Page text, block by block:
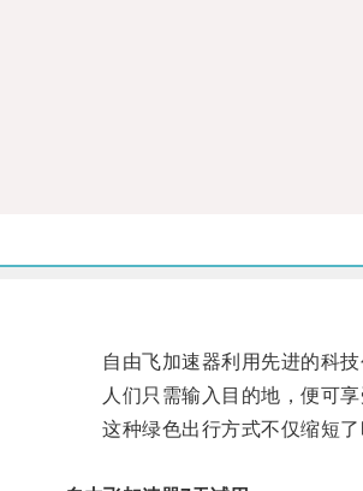
自由飞加速器利用先进的科技
人们只需输入目的地，便可享
这种绿色出行方式不仅缩短了